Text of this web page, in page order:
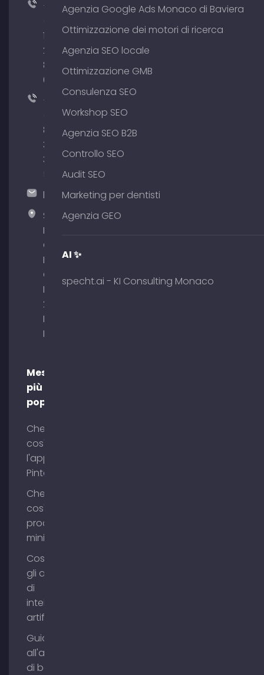
+49
176
204
801
64
+49
89
380
375
hallo@timospecht.de
Specht
Marketing
GmbH –
Palais am
Obelisk
Briennerstr.
29 80333
Monaco di
Baviera
Messaggi
più
popolari
Che
cos'è
l'app
Pinterest?
Che
cos'è il
process
mining?
Cosa sono
gli agenti
di
intelligenza
artificiale?
Guida
all'acquisto
di backlink
Agenzia Google Ads Monaco di Baviera
Ottimizzazione dei motori di ricerca
Agenzia SEO locale
Ottimizzazione GMB
Consulenza SEO
Workshop SEO
Agenzia SEO B2B
Controllo SEO
Audit SEO
Marketing per dentisti
Agenzia GEO
AI ✨
specht.ai - KI Consulting Monaco